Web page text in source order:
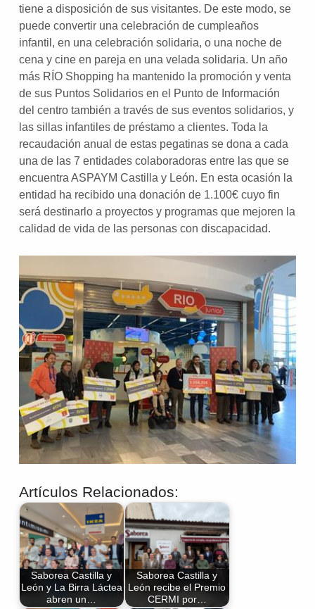
tiene a disposición de sus visitantes. De este modo, se
puede convertir una celebración de cumpleaños
infantil, en una celebración solidaria, o una noche de
cena y cine en pareja en una velada solidaria. Un año
más RÍO Shopping ha mantenido la promoción y venta
de sus Puntos Solidarios en el Punto de Información
del centro también a través de sus eventos solidarios, y
las sillas infantiles de préstamo a clientes. Toda la
recaudación anual de estas pegatinas se dona a cada
una de las 7 entidades colaboradoras entre las que se
encuentra ASPAYM Castilla y León. En esta ocasión la
entidad ha recibido una donación de 1.100€ cuyo fin
será destinarlo a proyectos y programas que mejoren la
calidad de vida de las personas con discapacidad.
Artículos Relacionados:
Saborea Castilla y
León y La Birra Láctea
abren un…
Saborea Castilla y
León recibe el Premio
CERMI por…